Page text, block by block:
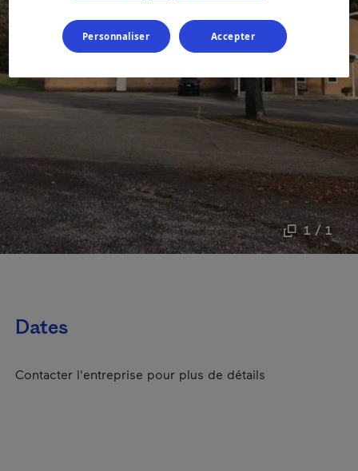
1 / 1
Dates
Contacter l'entreprise pour plus de détails
Personnaliser Accepter